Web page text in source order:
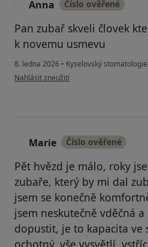
Anna Číslo ověřené
Pan zubař skveli človek
k novemu usmevu
8. ledna 2026 • Kyselovský stomatologie
podle názoru uživatele Anna
Nahlásit zneužití
Marie Číslo ověřené
Pět hvězd je málo, roky
zubaře, který by mi dal
jsem se konečně
jsem neskutečně vděčná
dopustit, je to kapacita ve
ochotný, vše vysvětlí,